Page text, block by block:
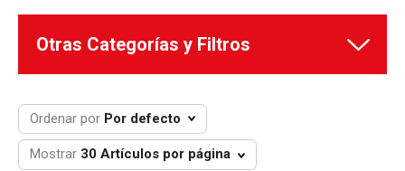
Ordenar por Por defecto
Mostrar 30 Artículos por página